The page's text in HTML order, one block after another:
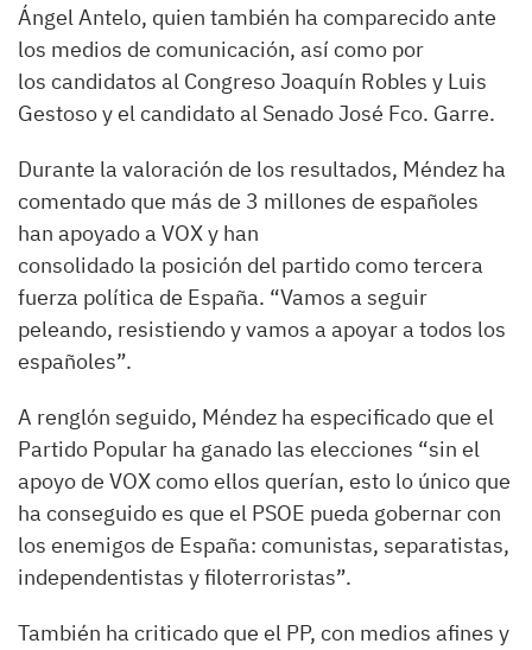
Ángel Antelo, quien también ha comparecido ante
los medios de comunicación, así como por
los candidatos al Congreso Joaquín Robles y Luis
Gestoso y el candidato al Senado José Fco. Garre.
Durante la valoración de los resultados, Méndez ha
comentado que más de 3 millones de españoles
han apoyado a VOX y han
consolidado la posición del partido como tercera
fuerza política de España. “Vamos a seguir
peleando, resistiendo y vamos a apoyar a todos los
españoles”.
A renglón seguido, Méndez ha especificado que el
Partido Popular ha ganado las elecciones “sin el
apoyo de VOX como ellos querían, esto lo único que
ha conseguido es que el PSOE pueda gobernar con
los enemigos de España: comunistas, separatistas,
independentistas y filoterroristas”.
También ha criticado que el PP, con medios afines y